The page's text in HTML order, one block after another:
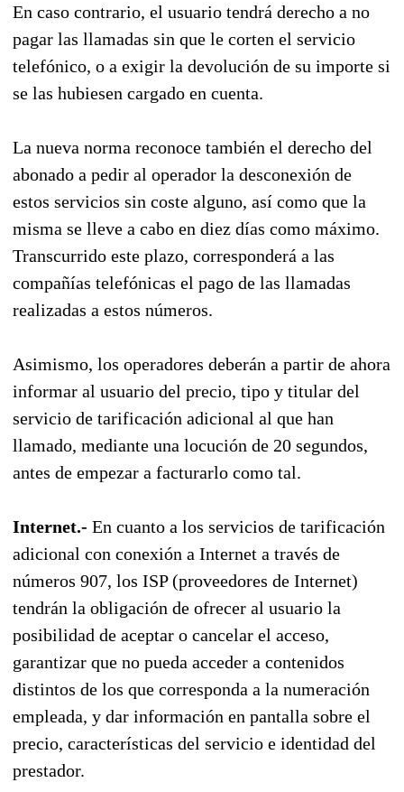
En caso contrario, el usuario tendrá derecho a no
pagar las llamadas sin que le corten el servicio
telefónico, o a exigir la devolución de su importe si
se las hubiesen cargado en cuenta.
La nueva norma reconoce también el derecho del
abonado a pedir al operador la desconexión de
estos servicios sin coste alguno, así como que la
misma se lleve a cabo en diez días como máximo.
Transcurrido este plazo, corresponderá a las
compañías telefónicas el pago de las llamadas
realizadas a estos números.
Asimismo, los operadores deberán a partir de ahora
informar al usuario del precio, tipo y titular del
servicio de tarificación adicional al que han
llamado, mediante una locución de 20 segundos,
antes de empezar a facturarlo como tal.
Internet.- En cuanto a los servicios de tarificación
adicional con conexión a Internet a través de
números 907, los ISP (proveedores de Internet)
tendrán la obligación de ofrecer al usuario la
posibilidad de aceptar o cancelar el acceso,
garantizar que no pueda acceder a contenidos
distintos de los que corresponda a la numeración
empleada, y dar información en pantalla sobre el
precio, características del servicio e identidad del
prestador.